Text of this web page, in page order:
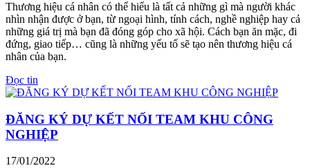
Thương hiệu cá nhân có thể hiểu là tất cả những gì mà người khác
nhìn nhận được ở bạn, từ ngoại hình, tính cách, nghề nghiệp hay cả
những giá trị mà bạn đã đóng góp cho xã hội. Cách bạn ăn mặc, đi
đứng, giao tiếp… cũng là những yếu tố sẽ tạo nên thương hiệu cá
nhân của bạn.
Đọc tin
ĐĂNG KÝ DỰ KẾT NỐI TEAM KHU CÔNG
NGHIỆP
17/01/2022